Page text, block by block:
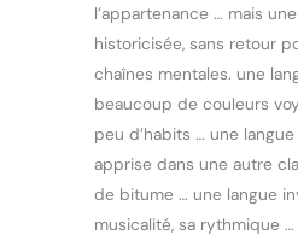
l’appartenance … mais
historicisée, sans retour
chaînes mentales. une
beaucoup de couleurs
peu d’habits … une
apprise dans une autre
de bitume … une langue
musicalité, sa rythmique